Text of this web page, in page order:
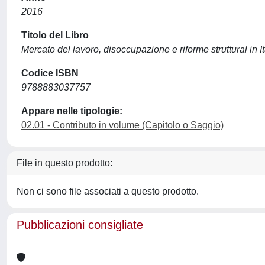
2016
Titolo del Libro
Mercato del lavoro, disoccupazione e riforme struttural in
Codice ISBN
9788883037757
Appare nelle tipologie:
02.01 - Contributo in volume (Capitolo o Saggio)
File in questo prodotto:
Non ci sono file associati a questo prodotto.
Pubblicazioni consigliate